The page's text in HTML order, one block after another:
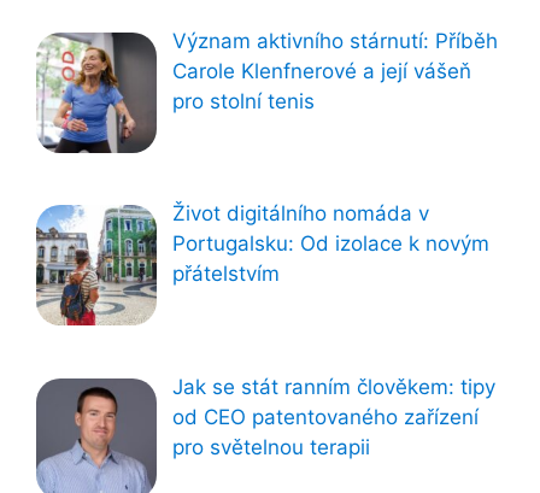
Význam aktivního stárnutí: Příběh
Carole Klenfnerové a její vášeň
pro stolní tenis
Život digitálního nomáda v
Portugalsku: Od izolace k novým
přátelstvím
Jak se stát ranním člověkem: tipy
od CEO patentovaného zařízení
pro světelnou terapii